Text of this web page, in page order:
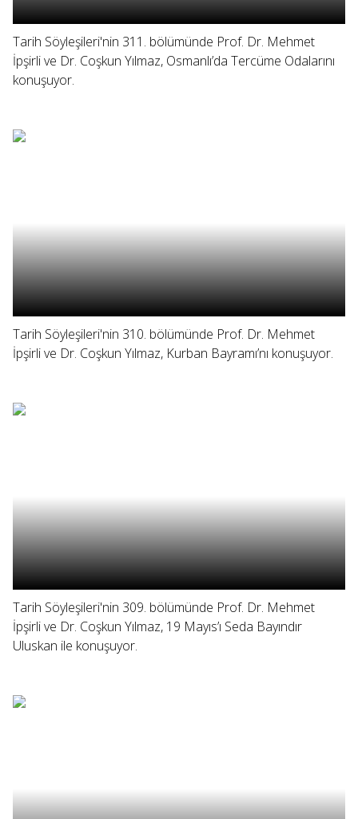
Tarih Söyleşileri'nin 311. bölümünde Prof. Dr. Mehmet
İpşirli ve Dr. Coşkun Yılmaz, Osmanlı’da Tercüme Odalarını
konuşuyor.
Tarih Söyleşileri'nin 310. bölümünde Prof. Dr. Mehmet
İpşirli ve Dr. Coşkun Yılmaz, Kurban Bayramı’nı konuşuyor.
Tarih Söyleşileri'nin 309. bölümünde Prof. Dr. Mehmet
İpşirli ve Dr. Coşkun Yılmaz, 19 Mayıs’ı Seda Bayındır
Uluskan ile konuşuyor.